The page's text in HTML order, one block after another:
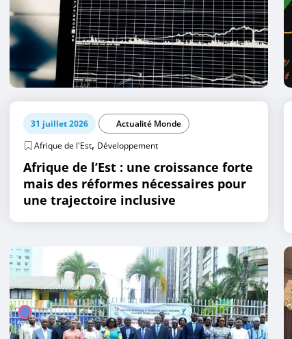
31 juillet 2026
Actualité Monde
Afrique de l'Est, Développement
Afrique de l’Est : une croissance forte
mais des réformes nécessaires pour
une trajectoire inclusive